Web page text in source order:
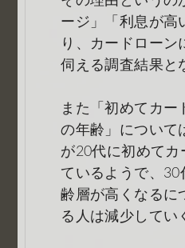
ージ」「利息が高
り、カードローン
伺える調査結果と
また「初めてカー
の年齢」について
が20代に初めてカ
ているようで、
齢層が高くなるに
る人は減少してい